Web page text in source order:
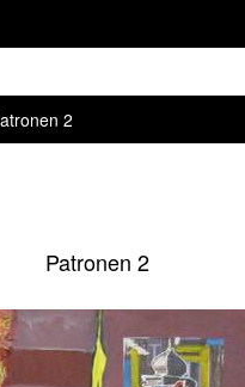
2
Patronen 2